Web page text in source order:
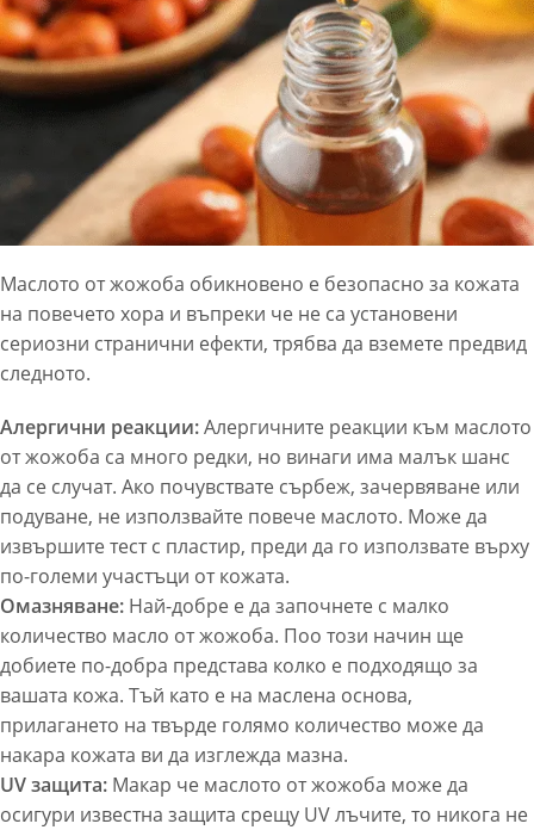
Маслото от жожоба обикновено е безопасно за кожата
на повечето хора и въпреки че не са установени
сериозни странични ефекти, трябва да вземете предвид
следното.
Алергични реакции:Алергичните реакции към маслото
от жожоба са много редки, но винаги има малък шанс
да се случат. Ако почувствате сърбеж, зачервяване или
подуване, не използвайте повече маслото. Може да
извършите тест с пластир, преди да го използвате върху
по-големи участъци от кожата.
Омазняване: Най-добре е да започнете с малко
количество масло от жожоба. Поо този начин ще
добиете по-добра представа колко е подходящо за
вашата кожа. Тъй като е на маслена основа,
прилагането на твърде голямо количество може да
накара кожата ви да изглежда мазна.
UV защита: Макар че маслото от жожоба може да
осигури известна защита срещу UV лъчите, то никога не